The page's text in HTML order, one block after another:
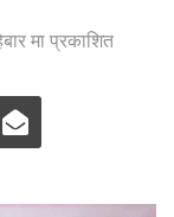
मा प्रकाशित